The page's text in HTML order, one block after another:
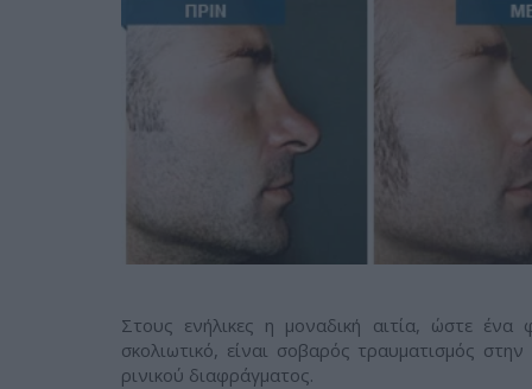
Στους ενήλικες η μοναδική αιτία, ώστε ένα
σκολιωτικό, είναι σοβαρός τραυματισμός
ρινικού διαφράγματος.